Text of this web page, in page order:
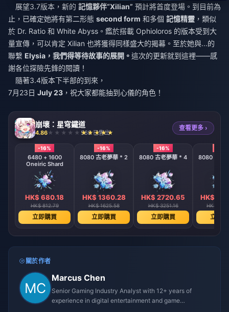
展望3.7版本，新的 記憶夥伴“Xilian” 預計將首度登場。到目前為
止，已確定她將有第二形態 second form 和多個 記憶精靈 ，類似
於 Dr. Ratio 和 White Abyss。鑑於搭載 Ophioloros 的版本受到大
量宣傳，可以肯定 Xilian 也將獲得同樣盛大的揭幕。至於她與...的
聯繫 Elysia，我們得等待故事的展開。 這次的更新就到這裡——感
謝各位探險先鋒的閱讀！
隨著3.4版本下半部的到來，
7月23日 July 23 ，祝大家都能抽到心儀的角色！
崩壞：星穹鐵道
4.86 568 已售出
查看更多 ›
-16%
6480 + 1600
Oneiric Shard
HK$ 680.18
HK$ 812.79
立即購買
-16%
8080 古老夢華 * 2
HK$ 1360.28
HK$ 1625.58
立即購買
-16%
8080 古老夢華 * 4
HK$ 2720.65
HK$ 3251.16
立即購買
8080 古老
HK$
HK$
立即
關於作者
Marcus Chen
Senior Gaming Industry Analyst with 12+ years of
experience in digital entertainment and game